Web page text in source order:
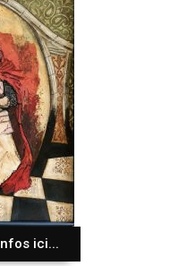
ici...